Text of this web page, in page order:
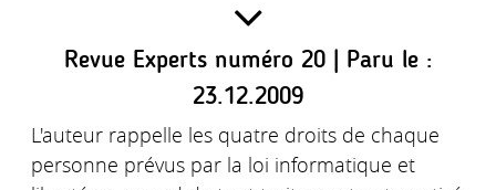
Revue Experts numéro 20 | Paru le :
23.12.2009
L'auteur rappelle les quatre droits de chaque
personne prévus par la loi informatique et